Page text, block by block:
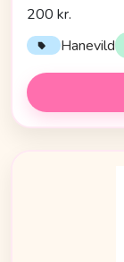
200 kr.
Hanevild